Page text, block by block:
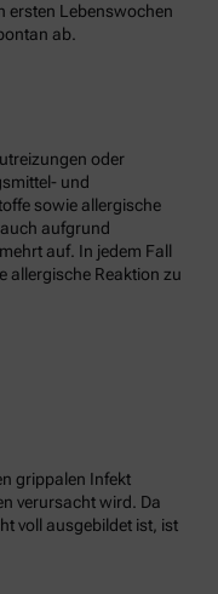
ersten Lebenswochen
ab.
oder
und
sowie allergische
aufgrund
auf. In jedem Fall
allergische Reaktion zu
grippalen Infekt
verursacht wird. Da
voll ausgebildet ist, ist